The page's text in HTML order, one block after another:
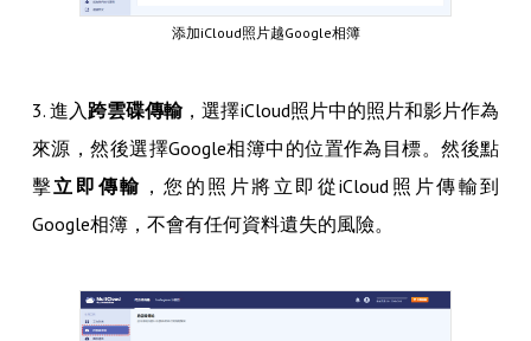
添加iCloud照片越Google相簿
3. 進入 跨雲碟傳輸，選擇iCloud照片中的照片和影片作為
來源，然後選擇Google相簿中的位置作為目標。然後點
擊 立即傳輸 ，您的照片將立即從iCloud照片傳輸到
Google相簿，不會有任何資料遺失的風險。